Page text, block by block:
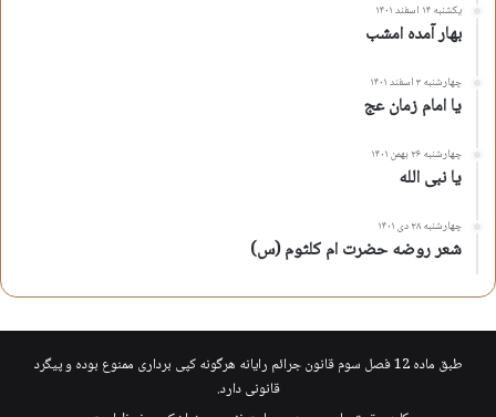
یکشنبه ۱۴ اسفند ۱۴۰۱
بهار آمده امشب
چهارشنبه ۳ اسفند ۱۴۰۱
یا امام زمان عج
چهارشنبه ۲۶ بهمن ۱۴۰۱
یا نبی الله
چهارشنبه ۲۸ دی ۱۴۰۱
شعر روضه حضرت ام کلثوم (س)
طبق ماده 12 فصل سوم قانون جرائم رایانه هرگونه کپی برداری ممنوع بوده و پیگرد
قانونی دارد.